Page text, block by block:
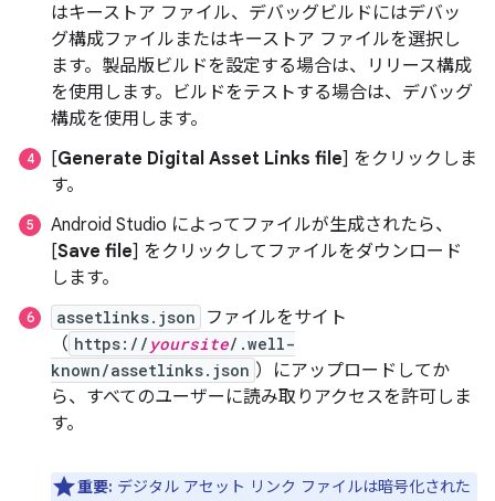
はキーストア ファイル、デバッグビルドにはデバッ
グ構成ファイルまたはキーストア ファイルを選択し
ます。製品版ビルドを設定する場合は、リリース構成
を使用します。ビルドをテストする場合は、デバッグ
構成を使用します。
[Generate Digital Asset Links file] をクリックしま
す。
Android Studio によってファイルが生成されたら、
[Save file] をクリックしてファイルをダウンロード
します。
assetlinks.json
ファイルをサイト
（ https:// yoursite/.well-
known/assetlinks.json ）にアップロードしてか
ら、すべてのユーザーに読み取りアクセスを許可しま
す。
重要: デジタル アセット リンク ファイルは暗号化された